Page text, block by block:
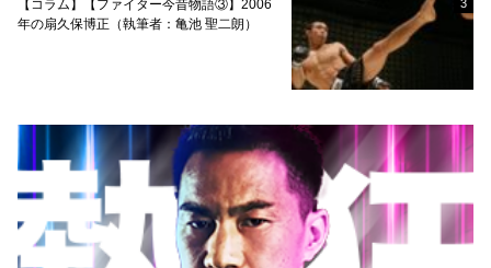
【コラム】【ファイター今昔物語③】2006
年の扇久保博正（執筆者：亀池 聖二朗）
3